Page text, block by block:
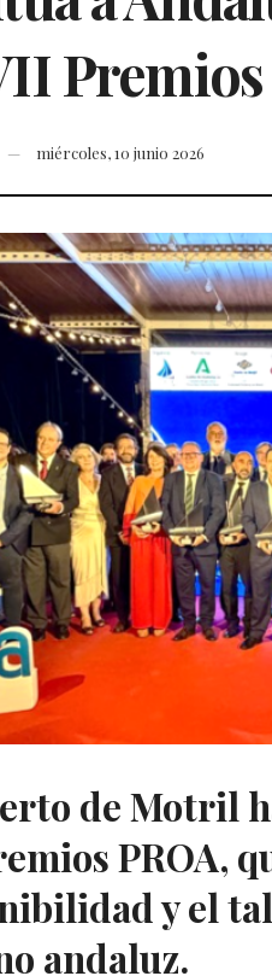
miércoles, 10 junio 2026
de Motril
PROA,
y el
andaluz.